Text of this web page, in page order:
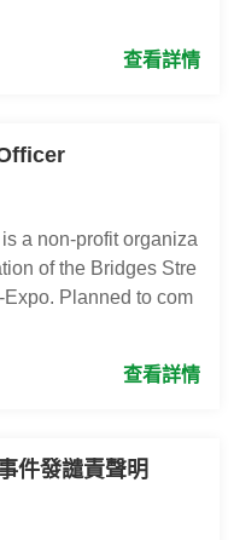
查看詳情
a non-profit organiza
of the Bridges Stre
Planned to com
查看詳情
件發譴責聲明